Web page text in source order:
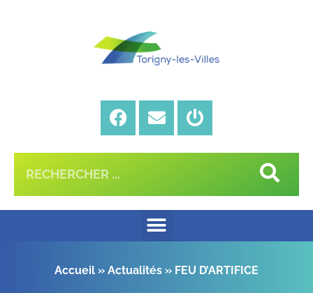
Accueil » Actualités » FEU D’ARTIFICE